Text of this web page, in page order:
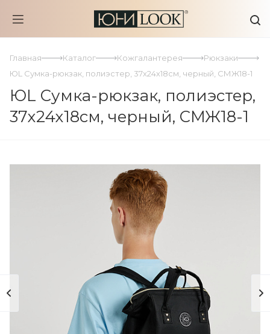
Главная Каталог Кожгалантерея
Рюкзаки
ЮL Сумка-рюкзак, полиэстер, 37х24х18см, черный, СМЖ18-1
ЮL Сумка-рюкзак, полиэстер,
37х24х18см, черный, СМЖ18-1